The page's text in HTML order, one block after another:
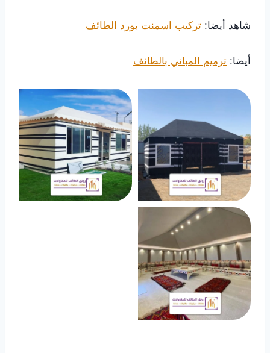
شاهد أيضا: تركيب اسمنت بورد الطائف
أيضا: ترميم المباني بالطائف